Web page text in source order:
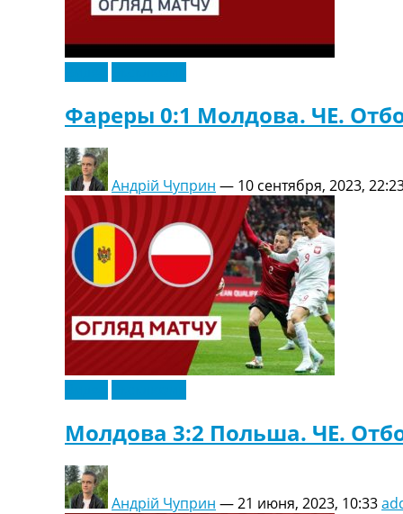
Фареры 0:1 Молдова. ЧЕ.
Андрій Чуприн — 10 сентября, 2023,
Молдова 3:2 Польша. ЧЕ.
Андрій Чуприн —21 июня, 2023, 10:33